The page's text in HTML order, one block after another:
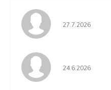
Hodnocení
27.7.2026
Hodnocení
24.6.2026